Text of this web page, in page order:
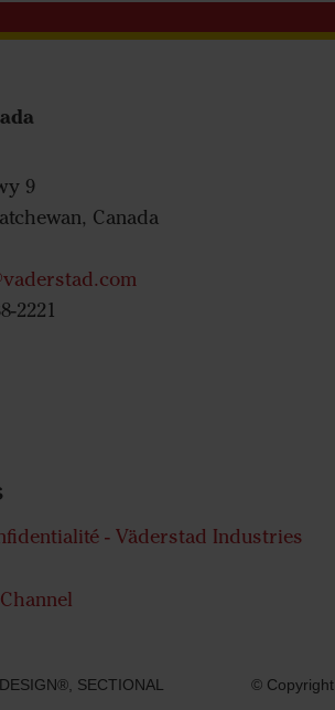
9
Canada
2221
- Väderstad Industries
SECTIONAL
© Copyright